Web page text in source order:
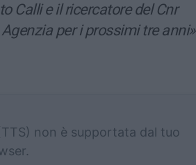
Calli e il ricercatore del Cnr
per i prossimi tre anni»
non è supportata dal tuo